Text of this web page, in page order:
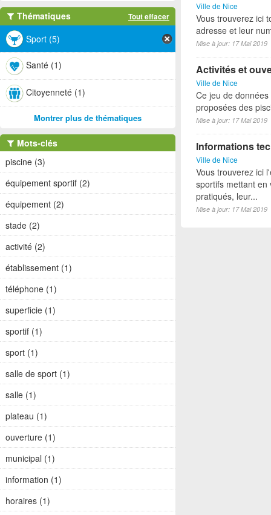
Ville de Nice
Vous trouverez ici
adresse et leur
Mise à jour: 17 Mai 2019
Activités et
Ville de Nice
Ce jeu de
proposées des
Mise à jour: 17 Mai 2019
Informations
Ville de Nice
Vous trouverez ici
sportifs mettant en
pratiqués, leur...
Mise à jour: 17 Mai 2019
Thématiques Tout effacer
Sport (5)
Santé (1)
Citoyenneté (1)
Montrer plus de thématiques
Mots-clés
piscine (3)
équipement sportif (2)
équipement (2)
stade (2)
activité (2)
établissement (1)
téléphone (1)
superficie (1)
sportif (1)
sport (1)
salle de sport (1)
salle (1)
plateau (1)
ouverture (1)
municipal (1)
information (1)
horaires (1)